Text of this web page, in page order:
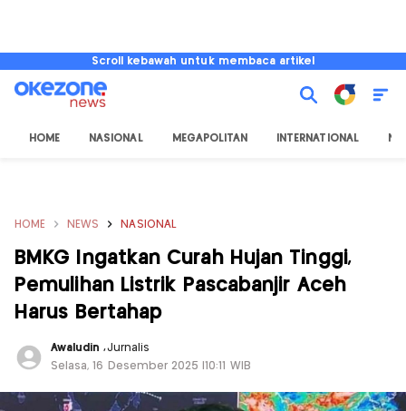
Scroll kebawah untuk membaca artikel
HOME NASIONAL MEGAPOLITAN INTERNATIONAL
HOME NEWS NASIONAL
BMKG Ingatkan Curah Hujan Tinggi,
Pemulihan Listrik Pascabanjir Aceh
Harus Bertahap
Awaludin,Jurnalis
Selasa, 16 Desember 2025 |10:11 WIB